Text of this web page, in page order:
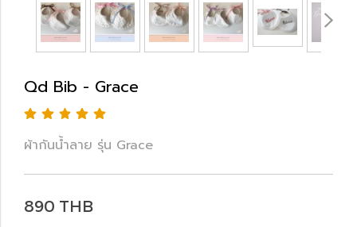
Qd Bib - Grace
ผ้ากันน้ำลาย รุ่น Grace
890 THB